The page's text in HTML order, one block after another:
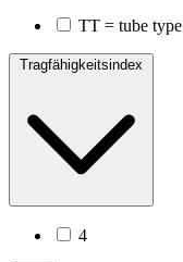
TT = tube type
Tragfähigkeitsindex
4